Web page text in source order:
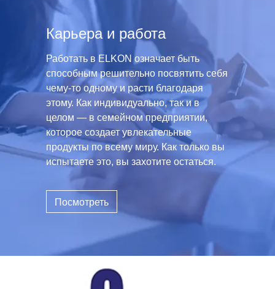
Карьера и работа
Работать в ELKON означает быть
способным решительно посвятить себя
чему-то одному и расти благодаря
этому. Как индивидуально, так и в
целом — в семейном предприятии,
которое создает увлекательные
продукты по всему миру. Как только вы
испытаете это, вы захотите остаться.
Посмотреть